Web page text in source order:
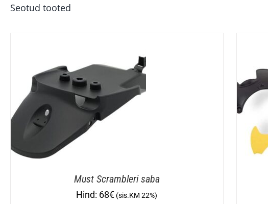
Seotud tooted
Must Scrambleri saba
68€